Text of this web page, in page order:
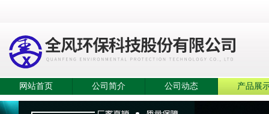
网站首页 公司简介 公司动态 产品展